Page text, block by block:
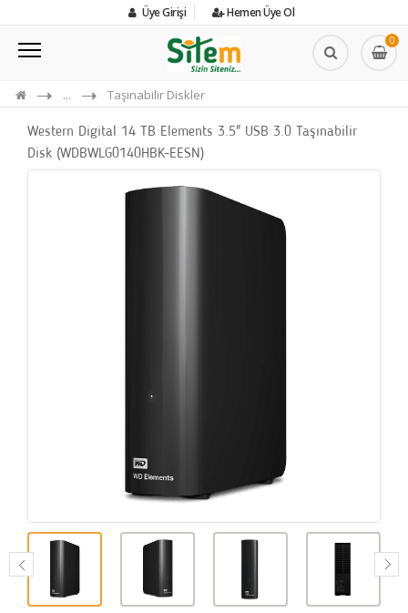
Üye Girişi Hemen Üye Ol
0
... Taşınabilir Diskler
Western Digital 14 TB Elements 3.5" USB 3.0 Taşınabilir
Disk (WDBWLG0140HBK-EESN)